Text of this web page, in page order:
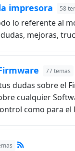
impresora 58
lo referente al
mejoras,
77 temas
dudas sobre el
cualquier
como para el